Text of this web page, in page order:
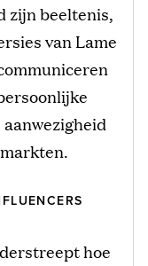
zijn beeltenis,
van Lame
hoe